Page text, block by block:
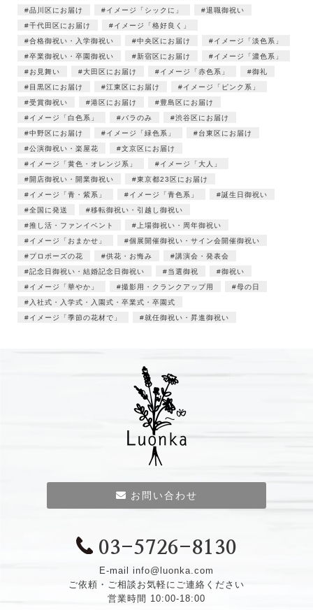
品川区にお届け
イメージ「シックに」
退職御祝い
千代田区にお届け
イメージ「格好良く」
合格御祝い・入学御祝い
中央区にお届け
イメージ「淡色系」
卒業御祝い・卒園御祝い
新宿区にお届け
イメージ「濃色系」
お見舞い
大田区にお届け イメージ「赤色系」
御礼
目黒区にお届け
江東区にお届け
イメージ「ピンク系」
受賞御祝い
港区にお届け
豊島区にお届け
イメージ「白色系」
バラのみ
渋谷区にお届け
中野区にお届け
イメージ「緑色系」
台東区にお届け
公演御祝い・楽屋花
文京区にお届け
イメージ「黄色・オレンジ系」
イメージ「大人」
開店御祝い・開業御祝い
東京都23区にお届け
イメージ「青・紫系」
イメージ「青色系」
誕生日御祝い
全国に発送
移転御祝い・引越し御祝い
推し活・ファンイベント
上場御祝い・周年御祝い
イメージ「おまかせ」
個展開催御祝い・サイン会開催御祝い
プロポーズの花
供花・お悔み
講演会・発表会
記念日御祝い・結婚記念日御祝い
当選御祝
御祝い
イメージ「華やか」
撮影用・クランクアップ用
母の日
入社式・入学式・入園式・卒業式・卒園式
イメージ「季節の花材で」
就任御祝い・昇進御祝い
お問い合わせ
03-5726-8130
E-mail info@luonka.com
ご依頼・ご相談お気軽にご連絡ください
営業時間 10:00-18:00